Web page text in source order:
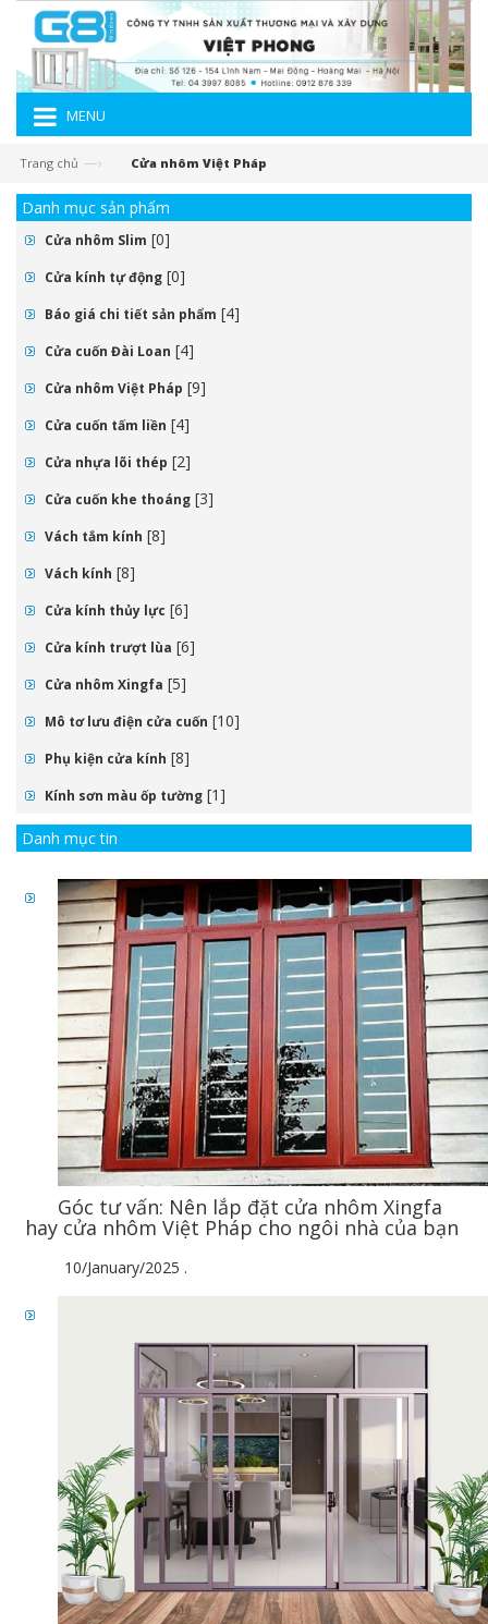
MENU
Trang chủ —› Cửa nhôm Việt Pháp
Danh mục sản phẩm
Cửa nhôm Slim [0]
Cửa kính tự động [0]
Báo giá chi tiết sản phẩm [4]
Cửa cuốn Đài Loan [4]
Cửa nhôm Việt Pháp [9]
Cửa cuốn tấm liền [4]
Cửa nhựa lõi thép [2]
Cửa cuốn khe thoáng [3]
Vách tắm kính [8]
Vách kính [8]
Cửa kính thủy lực [6]
Cửa kính trượt lùa [6]
Cửa nhôm Xingfa [5]
Mô tơ lưu điện cửa cuốn [10]
Phụ kiện cửa kính [8]
Kính sơn màu ốp tường [1]
Danh mục tin
Góc tư vấn: Nên lắp đặt cửa nhôm Xingfa
hay cửa nhôm Việt Pháp cho ngôi nhà của bạn
10/January/2025 .